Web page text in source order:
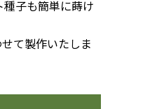
子も簡単に蒔け
て製作いたしま